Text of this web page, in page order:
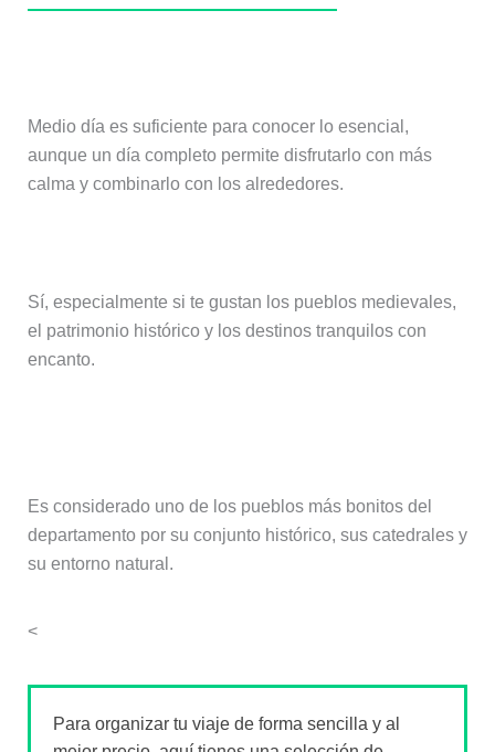
Medio día es suficiente para conocer lo esencial,
aunque un día completo permite disfrutarlo con más
calma y combinarlo con los alrededores.
Sí, especialmente si te gustan los pueblos medievales,
el patrimonio histórico y los destinos tranquilos con
encanto.
Es considerado uno de los pueblos más bonitos del
departamento por su conjunto histórico, sus catedrales y
su entorno natural.
<
Para organizar tu viaje de forma sencilla y al